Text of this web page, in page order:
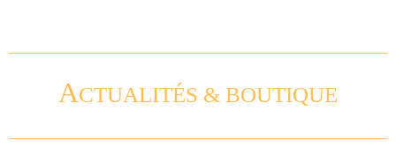
ACTUALITÉS & BOUTIQUE